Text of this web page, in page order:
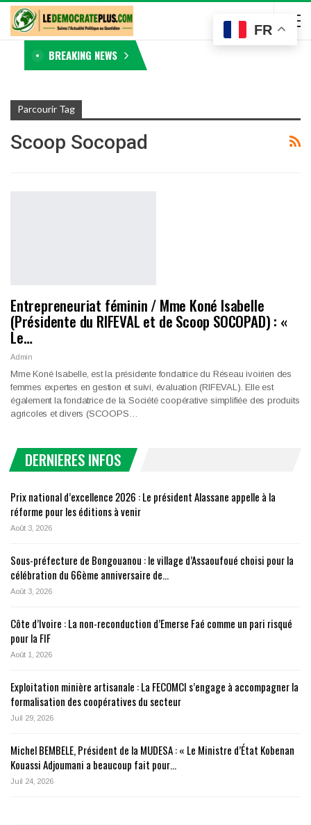
BREAKING NEWS
Parcourir Tag
Scoop Socopad
Entrepreneuriat féminin / Mme Koné Isabelle
(Présidente du RIFEVAL et de Scoop SOCOPAD) : «
Le…
Admin
Mme Koné Isabelle, est la présidente fondatrice du Réseau ivoirien des
femmes expertes en gestion et suivi, évaluation (RIFEVAL). Elle est
également la fondatrice de la Société coopérative simplifiée des produits
agricoles et divers (SCOOPS…
DERNIERES INFOS
Prix national d’excellence 2026 : Le président Alassane appelle à la
réforme pour les éditions à venir
Août 3, 2026
Sous-préfecture de Bongouanou : le village d’Assaoufoué choisi pour la
célébration du 66ème anniversaire de…
Août 3, 2026
Côte d’Ivoire : La non-reconduction d’Emerse Faé comme un pari risqué
pour la FIF
Août 1, 2026
Exploitation minière artisanale : La FECOMCI s’engage à accompagner la
formalisation des coopératives du secteur
Juil 29, 2026
Michel BEMBELE, Président de la MUDESA : « Le Ministre d’État Kobenan
Kouassi Adjoumani a beaucoup fait pour…
Juil 24, 2026
FR